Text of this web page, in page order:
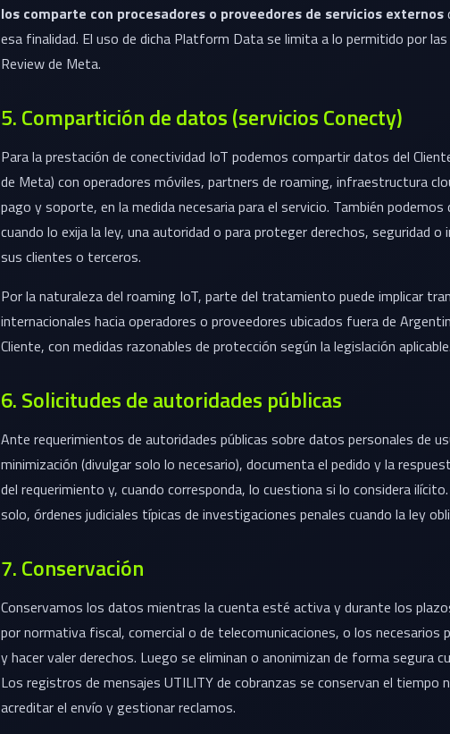
los comparte con procesadores o proveedores de servicios externos
esa finalidad. El uso de dicha Platform Data se limita a lo permitido por
Review de Meta.
5. Compartición de datos (servicios Conecty)
Para la prestación de conectividad IoT podemos compartir datos del
de Meta) con operadores móviles, partners de roaming, infraestructura
pago y soporte, en la medida necesaria para el servicio. También
cuando lo exija la ley, una autoridad o para proteger derechos, seguridad o
sus clientes o terceros.
Por la naturaleza del roaming IoT, parte del tratamiento puede implicar
internacionales hacia operadores o proveedores ubicados fuera de
Cliente, con medidas razonables de protección según la legislación aplicable.
6. Solicitudes de autoridades públicas
Ante requerimientos de autoridades públicas sobre datos personales de
minimización (divulgar solo lo necesario), documenta el pedido y la
del requerimiento y, cuando corresponda, lo cuestiona si lo considera
solo, órdenes judiciales típicas de investigaciones penales cuando la ley
7. Conservación
Conservamos los datos mientras la cuenta esté activa y durante los
por normativa fiscal, comercial o de telecomunicaciones, o los necesarios
y hacer valer derechos. Luego se eliminan o anonimizan de forma segura
Los registros de mensajes UTILITY de cobranzas se conservan el tiempo
acreditar el envío y gestionar reclamos.